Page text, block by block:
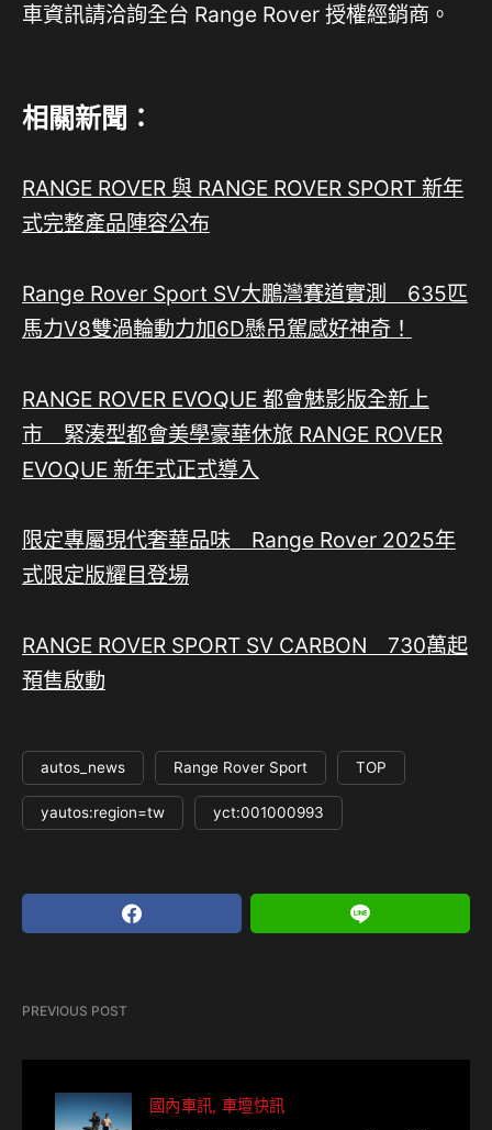
車資訊請洽詢全台 Range Rover 授權經銷商。
相關新聞：
RANGE ROVER 與 RANGE ROVER SPORT 新年
式完整產品陣容公布
Range Rover Sport SV大鵬灣賽道實測 635匹
馬力V8雙渦輪動力加6D懸吊駕感好神奇！
RANGE ROVER EVOQUE 都會魅影版全新上
市 緊湊型都會美學豪華休旅 RANGE ROVER
EVOQUE 新年式正式導入
限定專屬現代奢華品味 Range Rover 2025年
式限定版耀目登場
RANGE ROVER SPORT SV CARBON 730萬起
預售啟動
autos_news Range Rover Sport TOP
yautos:region=tw yct:001000993
PREVIOUS POST
國內車訊 車壇快訊